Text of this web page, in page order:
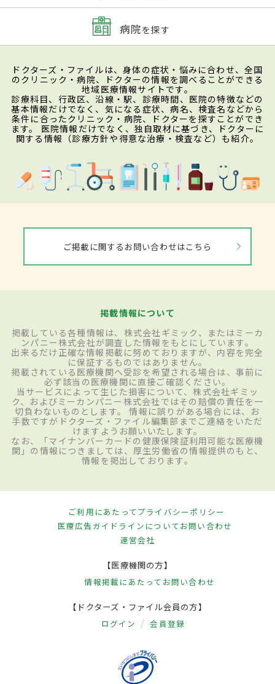
病院を探す
ドクターズ・ファイルは、身体の症状・悩みに合わせ、全国
のクリニック・病院、ドクターの情報を調べることができる
地域医療情報サイトです。
診療科目、行政区、沿線・駅、診療時間、医院の特徴などの
基本情報だけでなく、気になる症状、病名、検査名などから
条件に合ったクリニック・病院、ドクターを探すことができ
ます。 医院情報だけでなく、独自取材に基づき、ドクターに
関する情報（診療方針や得意な治療・検査など）も紹介。
ご掲載に関するお問い合わせはこちら
掲載情報について
掲載している各種情報は、株式会社ギミック、またはミーカ
ンパニー株式会社が調査した情報をもとにしています。
出来るだけ正確な情報掲載に努めておりますが、内容を完全
に保証するものではありません。
掲載されている医療機関へ受診を希望される場合は、事前に
必ず該当の医療機関に直接ご確認ください。
当サービスによって生じた損害について、株式会社ギミッ
ク、およびミーカンパニー株式会社ではその賠償の責任を一
切負わないものとします。 情報に誤りがある場合には、お
手数ですがドクターズ・ファイル編集部までご連絡をいただ
けますようお願いいたします。
なお、「マイナンバーカードの健康保険証利用可能な医療機
関」の情報につきましては、厚生労働省の情報提供のもと、
情報を掲出しております。
ご利用にあたってプライバシーポリシー
医療広告ガイドラインについてお問い合わせ
運営会社
【医療機関の方】
情報掲載にあたって お問い合わせ
【ドクターズ・ファイル会員の方】
ログイン 会員登録